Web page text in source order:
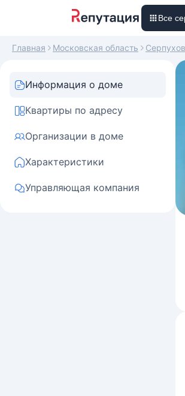
Все
Главная Московская область Серпухов
Информация о доме
Квартиры по адресу
Организации в доме
Характеристики
Управляющая компания